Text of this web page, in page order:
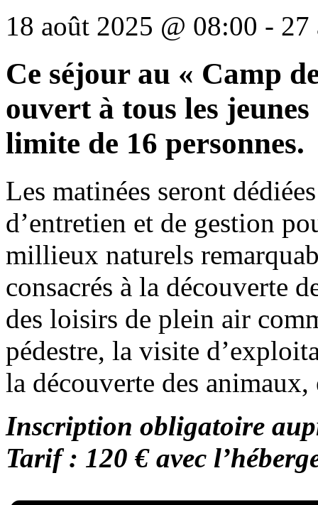
18 août 2025 @ 08:00 - 27
Ce séjour au « Camp
ouvert à tous les
limite de 16 personnes.
Les matinées seront
d’entretien et de gestion
millieux naturels
consacrés à la découverte
des loisirs de plein air
pédestre, la visite
la découverte des animaux,
Inscription obligatoire
Tarif : 120 € avec